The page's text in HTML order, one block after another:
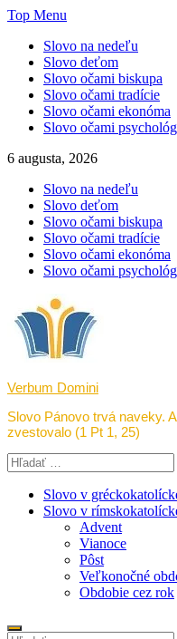
Skip
content
Top Menu
Slovo na nedeľu
Slovo deťom
Slovo očami biskupa
Slovo očami tradície
Slovo očami ekonóma
Slovo očami
6 augusta, 2026
Slovo na nedeľu
Slovo deťom
Slovo očami biskupa
Slovo očami tradície
Slovo očami ekonóma
Slovo očami
Verbum Domini
Slovo Pánovo trvá naveky.
zvestovalo (1 Pt 1, 25)
Hľadať:
Slovo v
Slovo v
Advent
Vianoce
Pôst
Veľkonočné
Obdobie cez rok